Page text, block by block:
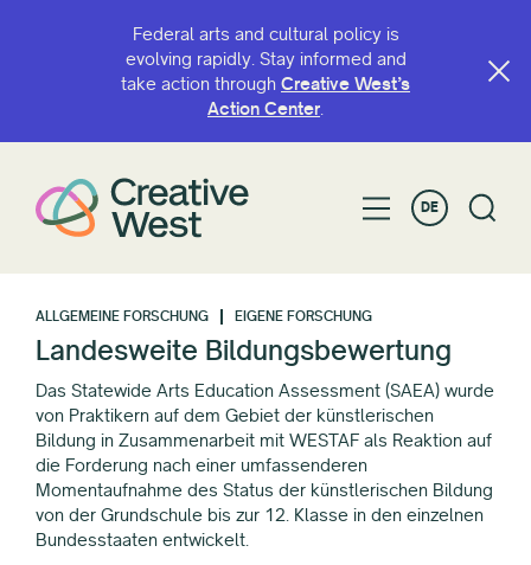
Federal arts and cultural policy is
evolving rapidly. Stay informed and
take action through Creative West’s
Action Center.
DE
ALLGEMEINE FORSCHUNG EIGENE FORSCHUNG
Landesweite Bildungsbewertung
Das Statewide Arts Education Assessment (SAEA) wurde
von Praktikern auf dem Gebiet der künstlerischen
Bildung in Zusammenarbeit mit WESTAF als Reaktion auf
die Forderung nach einer umfassenderen
Momentaufnahme des Status der künstlerischen Bildung
von der Grundschule bis zur 12. Klasse in den einzelnen
Bundesstaaten entwickelt.